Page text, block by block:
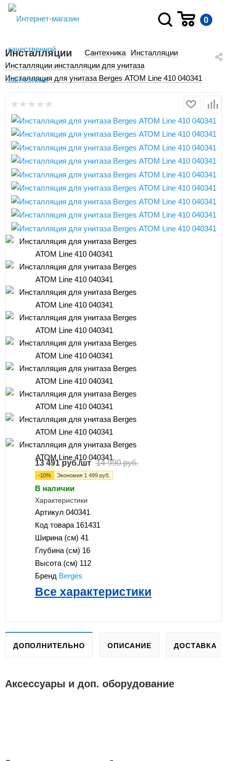
0
Инсталляции Сантехника
Инсталляции
Инсталляции инсталляции для унитаза
Инсталляция для унитаза Berges АТОМ Line 410 040341
13 491руб./шт 14 990руб.
-10% Экономия 1 499руб.
В наличии
Характеристики
Артикул 040341
Код товара 161431
Ширина (см) 41
Глубина (см) 16
Высота (см) 112
Бренд Berges
Все характеристики
ДОПОЛНИТЕЛЬНО ОПИСАНИЕ ДОСТАВКА
Аксессуары и доп. оборудование